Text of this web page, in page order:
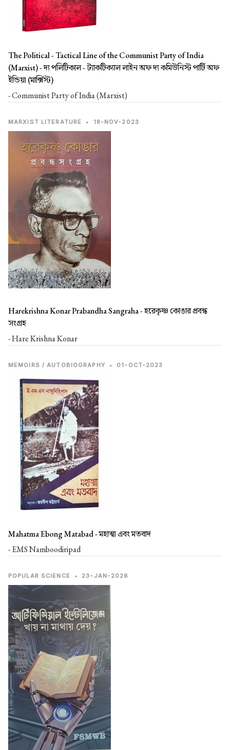
The Political - Tactical Line of the Communist Party of India
(Marxist) -দ্য পলিটিকাল - ট্যাকটিক্যাল লাইন অফ দ্য কমিউনিস্ট পার্টি অফ
ইন্ডিয়া (মার্ক্সিস্ট)
- Communist Party of India (Marxist)
MARXIST LITERATURE • 18-NOV-2023
Harekrishna Konar Prabandha Sangraha -হরেকৃষ্ণ কোঙার প্রবন্ধ
সংগ্রহ
- Hare Krishna Konar
MEMOIRS / AUTOBIOGRAPHY • 01-OCT-2023
Mahatma Ebong Matabad -মহাত্মা এবং মতবাদ
- EMS Namboodiripad
POPULAR SCIENCE • 23-JAN-2026